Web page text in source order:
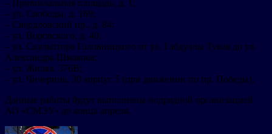
– Привокзальная площадь, д. 1;
– ул. Свободы, д. 169;
– Свердловский пр., д. 84;
– ул. Воровского, д. 40;
– ул. Скульптора Головницкого от ул. Габдуллы Тукая до ул.
Александра Шмакова;
– ул. Жилая, 376В;
– ул. Чичерина, 30 корпус 5 (при движении по пр. Победы).
Данные работы будут выполнены подрядной организацией
АО «СМЭУ» до конца апреля.